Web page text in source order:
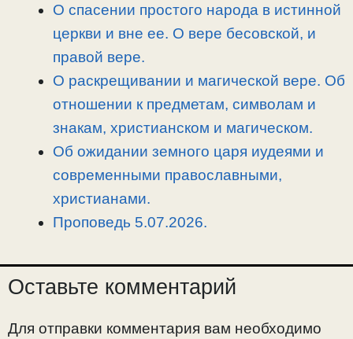
О спасении простого народа в истинной
церкви и вне ее. О вере бесовской, и
правой вере.
О раскрещивании и магической вере. Об
отношении к предметам, символам и
знакам, христианском и магическом.
Об ожидании земного царя иудеями и
современными православными,
христианами.
Проповедь 5.07.2026.
Оставьте комментарий
Для отправки комментария вам необходимо